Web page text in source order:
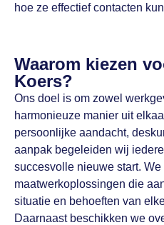
hoe ze effectief contacten
Waarom kiezen
Koers?
Ons doel is om zowel
harmonieuze manier uit
persoonlijke aandacht,
aanpak begeleiden wij
succesvolle nieuwe start. We
maatwerkoplossingen die
situatie en behoeften van
Daarnaast beschikken we